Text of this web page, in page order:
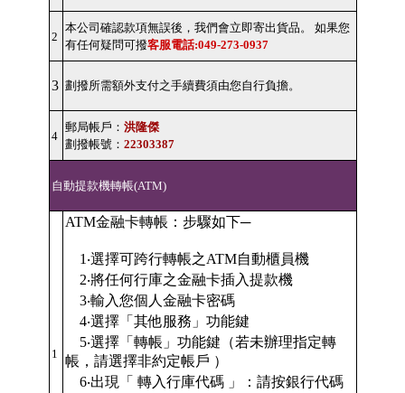
2
本公司確認款項無誤後，我們會立即寄出貨品。 如果您
有任何疑問可撥客服電話:049-273-0937
3 劃撥所需額外支付之手續費須由您自行負擔。
4
郵局帳戶： 洪隆傑
劃撥帳號： 22303387
自動提款機轉帳(ATM)
1
ATM金融卡轉帳：步驟如下─
1‧選擇可跨行轉帳之ATM自動櫃員機
2‧將任何行庫之金融卡插入提款機
3‧輸入您個人金融卡密碼
4‧選擇「其他服務」功能鍵
5‧選擇「轉帳」功能鍵（若未辦理指定轉
帳，請選擇非約定帳戶 ）
6‧出現「 轉入行庫代碼 」：請按銀行代碼